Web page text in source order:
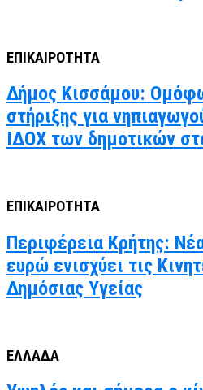
ΕΠΙΚΑΙΡΟΤΗΤΑ
Δήμος Κισσάμου:
στήριξης για
ΙΔΟΧ των δημοτικών
ΕΠΙΚΑΙΡΟΤΗΤΑ
Περιφέρεια Κρήτης:
ευρώ ενισχύει τις
Δημόσιας Υγείας
ΕΛΛΑΔΑ